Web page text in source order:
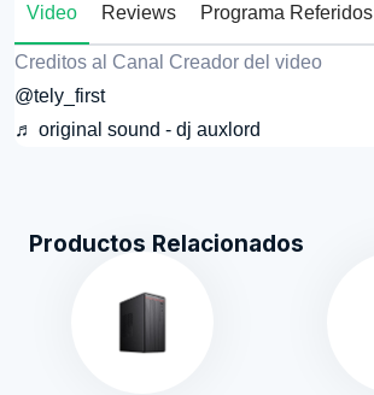
Video Reviews Programa Referidos
Creditos al Canal Creador del video
@tely_first
♬ original sound - dj auxlord
Productos Relacionados